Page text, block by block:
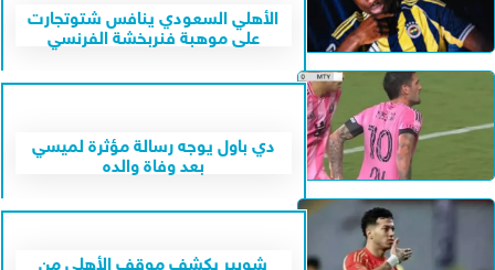
الأهلي السعودي ينافس شتوتجارت
على موهبة فنربخشة الفرنسي
دي باول يوجه رسالة مؤثرة لميسي
بعد وفاة والده
شوبير يكشف موقف الأهلي من